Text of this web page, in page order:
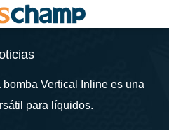
bomba Vertical Inline es una
para líquidos.